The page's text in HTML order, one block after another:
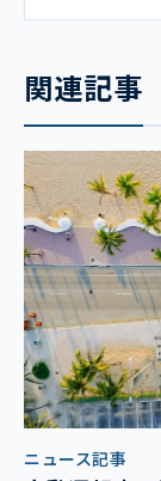
関連記事
ニュース記事